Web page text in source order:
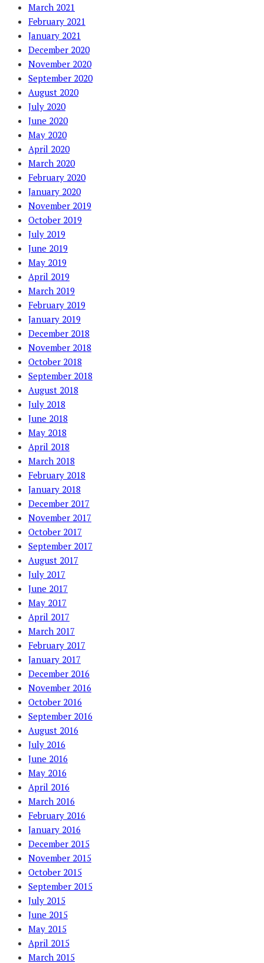
March 2021
February 2021
January 2021
December 2020
November 2020
September 2020
August 2020
July 2020
June 2020
May 2020
April 2020
March 2020
February 2020
January 2020
November 2019
October 2019
July 2019
June 2019
May 2019
April 2019
March 2019
February 2019
January 2019
December 2018
November 2018
October 2018
September 2018
August 2018
July 2018
June 2018
May 2018
April 2018
March 2018
February 2018
January 2018
December 2017
November 2017
October 2017
September 2017
August 2017
July 2017
June 2017
May 2017
April 2017
March 2017
February 2017
January 2017
December 2016
November 2016
October 2016
September 2016
August 2016
July 2016
June 2016
May 2016
April 2016
March 2016
February 2016
January 2016
December 2015
November 2015
October 2015
September 2015
July 2015
June 2015
May 2015
April 2015
March 2015